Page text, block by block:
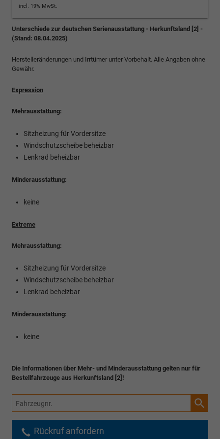
incl. 19% MwSt.
Unterschiede zur deutschen Serienausstattung - Herkunftsland [2] -
(Stand: 08.04.2025)
Herstelleränderungen und Irrtümer unter Vorbehalt. Alle Angaben ohne
Gewähr.
Expression
Mehrausstattung:
Sitzheizung für Vordersitze
Windschutzscheibe beheizbar
Lenkrad beheizbar
Minderausstattung:
keine
Extreme
Mehrausstattung:
Sitzheizung für Vordersitze
Windschutzscheibe beheizbar
Lenkrad beheizbar
Minderausstattung:
keine
Die Informationen über Mehr- und Minderausstattung gelten nur für
Bestellfahrzeuge aus Herkunftsland [2]!
Fahrzeugnr.
Rückruf anfordern